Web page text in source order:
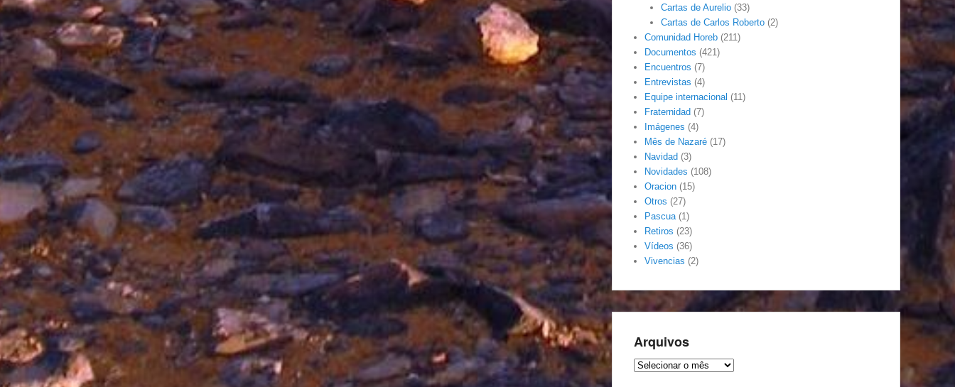
Cartas de Aurelio(33)
Cartas de Carlos Roberto(2)
Comunidad Horeb (211)
Documentos (421)
Encuentros (7)
Entrevistas (4)
Equipe internacional (11)
Fraternidad (7)
Imágenes (4)
Mês de Nazaré (17)
Navidad (3)
Novidades (108)
Oracion (15)
Otros (27)
Pascua(1)
Retiros (23)
Vídeos (36)
Vivencias (2)
Arquivos
Arquivos